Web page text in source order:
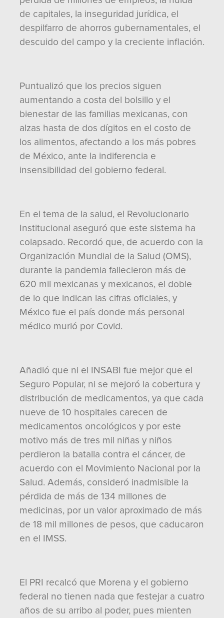
de capitales, la inseguridad jurídica, el
despilfarro de ahorros gubernamentales, el
descuido del campo y la creciente inflación.
Puntualizó que los precios siguen
aumentando a costa del bolsillo y el
bienestar de las familias mexicanas, con
alzas hasta de dos dígitos en el costo de
los alimentos, afectando a los más pobres
de México, ante la indiferencia e
insensibilidad del gobierno federal.
En el tema de la salud, el Revolucionario
Institucional aseguró que este sistema ha
colapsado. Recordó que, de acuerdo con la
Organización Mundial de la Salud (OMS),
durante la pandemia fallecieron más de
620 mil mexicanas y mexicanos, el doble
de lo que indican las cifras oficiales, y
México fue el país donde más personal
médico murió por Covid.
Añadió que ni el INSABI fue mejor que el
Seguro Popular, ni se mejoró la cobertura y
distribución de medicamentos, ya que cada
nueve de 10 hospitales carecen de
medicamentos oncológicos y por este
motivo más de tres mil niñas y niños
perdieron la batalla contra el cáncer, de
acuerdo con el Movimiento Nacional por la
Salud. Además, consideró inadmisible la
pérdida de más de 134 millones de
medicinas, por un valor aproximado de más
de 18 mil millones de pesos, que caducaron
en el IMSS.
El PRI recalcó que Morena y el gobierno
federal no tienen nada que festejar a cuatro
años de su arribo al poder, pues mienten